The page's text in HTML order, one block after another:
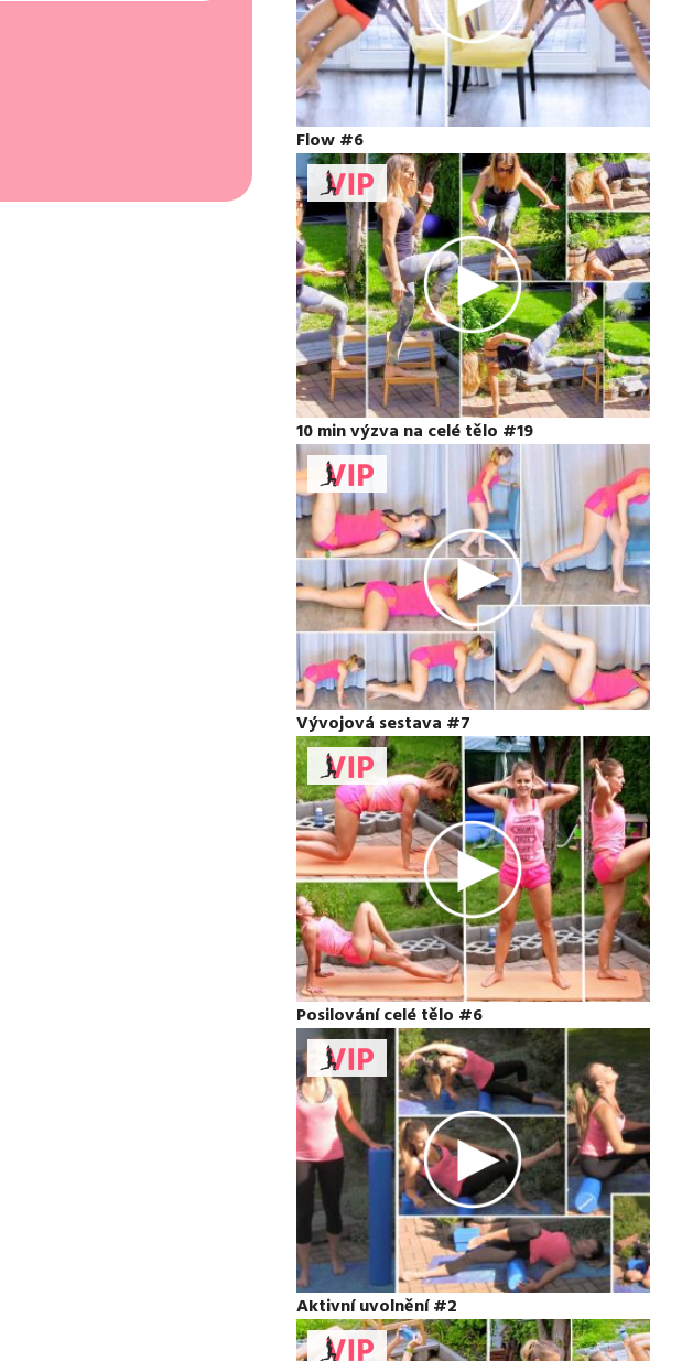
Flow #6
10 min výzva na celé tělo #19
Vývojová sestava #7
Posilování celé tělo #6
Aktivní uvolnění #2